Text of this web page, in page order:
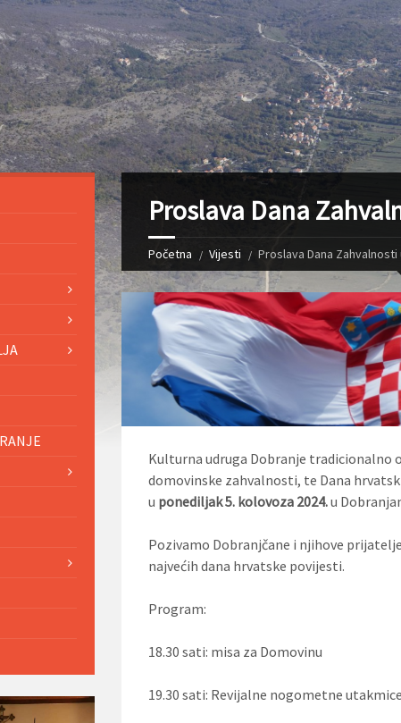
Proslava Dana
Početna Vijesti Proslava Dana
Kulturna udruga Dobranje tradicionalno
domovinske zahvalnosti, te Dana
u ponediljak 5. kolovoza 2024.u
Pozivamo Dobranjčane i njihove
najvećih dana hrvatske povijesti.
Program:
18.30 sati: misa za Domovinu
19.30 sati: Revijalne nogometne